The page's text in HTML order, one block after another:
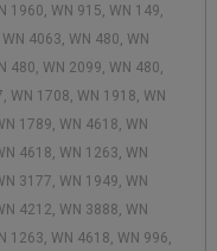
1960, WN 915, WN 149,
4063, WN 480, WN
480, WN 2099, WN 480,
WN 1708, WN 1918, WN
1789, WN 4618, WN
4618, WN 1263, WN
3177, WN 1949, WN
4212, WN 3888, WN
1263, WN 4618, WN 996,